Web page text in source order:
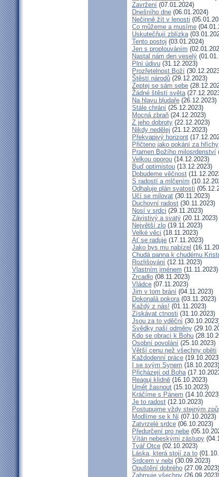
Zavržení (07.01.2024)
Dnešního dne (06.01.2024)
Nečinně žít v lenosti
Co můžeme a musíme
Uskutečňují zblízka
Tento postoj (03.01.2024)
Jen s proplouváním
Nastal nám den veselý
Plní údivu (31.12.2023)
Prozřetelnost Boží
Štěstí národů (29.12.2023)
Zeptej se sám sebe
Žádné štěstí světa
Na hlavu bludaře (26.12.2023)
Stále chrání (25.12.2023)
Mocná zbraň (24.12.2023)
Z jeho dobroty (22.12.2023)
Nikdy nedělej (21.12.2023)
Překvapivý horizont
Přičteno jako pokání za hříchy
Pramen Božího milosrdenství
Velkou oporou (14.12.2023)
Buď optimistou (13.12.2023)
Dobudeme věčnost
S radostí a mlčením
Odhaluje plán svatosti
Učí se milovat (30.11.2023)
Duchovní radost (30.11.2023)
Nosí v srdci (29.11.2023)
Závistivý a svatý (20.11.2023)
Největší zlo (19.11.2023)
Velké věci (18.11.2023)
Ať se raduje (17.11.2023)
Jako bys mu nabízel
Chudá panna k chudému
Rozlišování (12.11.2023)
Vlastním jménem (11.11.2023)
Zrcadlo (08.11.2023)
Vládce (07.11.2023)
Jim v tom brání (04.11.2023)
Dokonalá pokora(03.11.2023)
Každý z nás! (01.11.2023)
Získávat ctnosti (31.10.2023)
Jsou za to vděční
Svědky naší odměny
Kdo se obrací k Bohu
Osobní povolání (25.10.2023)
Větší cenu než všechny oběti
Každodenní práce
I se svým Synem (18.10.2023)
Přicházejí od Boha
Reaguj klidně (16.10.2023)
Umět žasnout (15.10.2023)
Kráčíme s Pánem
Je to radost (12.10.2023)
Postupujme vždy stejným
Modlíme se k Ní (07.10.2023)
Zatvrzelé srdce (06.10.2023)
Předurčení pro nebe
Vítán nebeskými zástupy
Tvář Otce (02.10.2023)
Láska, která stojí za to
Srdcem v nebi (30.09.2023)
Opuštění dobrého (27.09.2023)
Zahrnuje všechny (26.09.2023)